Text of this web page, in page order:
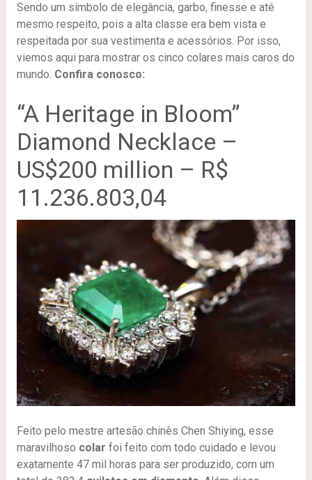
Sendo um símbolo de elegância, garbo, finesse e até
mesmo respeito, pois a alta classe era bem vista e
respeitada por sua vestimenta e acessórios. Por isso,
viemos aqui para mostrar os cinco colares mais caros do
mundo. Confira conosco:
“A Heritage in Bloom”
Diamond Necklace –
US$200 million – R$
11.236.803,04
Feito pelo mestre artesão chinês Chen Shiying, esse
maravilhoso colar foi feito com todo cuidado e levou
exatamente 47 mil horas para ser produzido, com um